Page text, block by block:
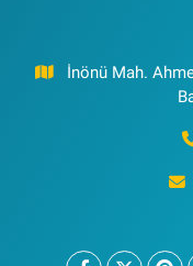
İnönü Mah.